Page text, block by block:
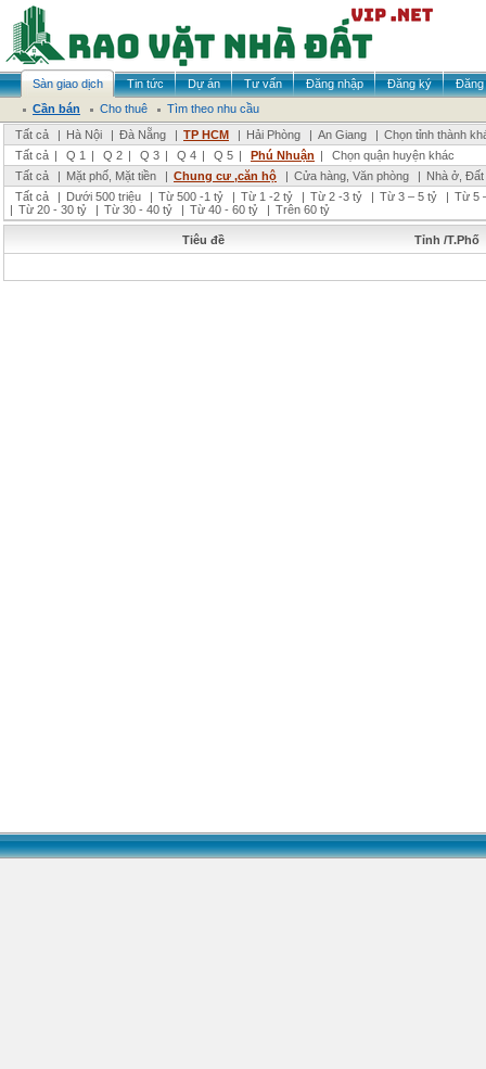
Sàn giao dịch Tin tức Dự án Tư vấn Đăng nhập Đăng ký
Đăng
Cần bán
Cho thuê
Tìm theo nhu cầu
Tất cả
| Hà Nội | Đà Nẵng | TP HCM | Hải Phòng | An Giang | Chọn tỉnh thành
Tất cả | Q 1 | Q 2 | Q 3 | Q 4 | Q 5 | Phú Nhuận |
Chọn quận huyện khác
Tất cả
| Mặt phố, Mặt tiền | Chung cư ,căn hộ | Cửa hàng, Văn phòng | Nhà ở,
Tất cả
| Dưới 500 triệu | Từ 500 -1 tỷ | Từ 1 -2 tỷ | Từ 2 -3 tỷ | Từ 3 – 5 tỷ | Từ 5
| Từ 20 - 30 tỷ | Từ 30 - 40 tỷ | Từ 40 - 60 tỷ | Trên 60 tỷ
Tiêu đề Tỉnh /T.Phố